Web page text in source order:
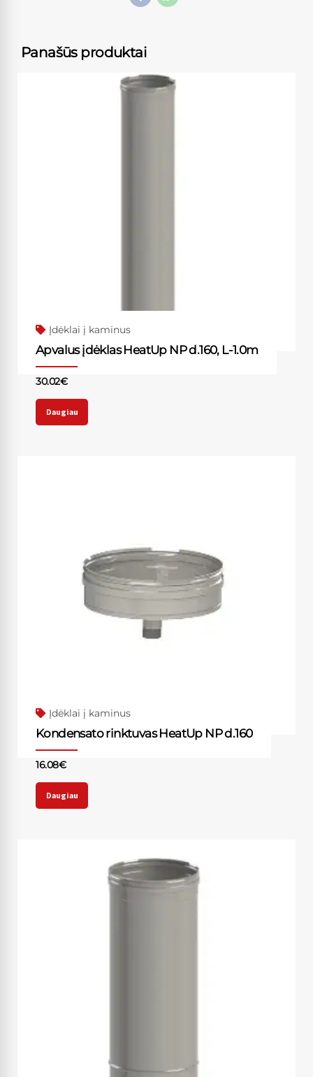
Panašūs produktai
Įdėklai į kaminus
Apvalus įdėklas HeatUp NP d.160, L-1.0m
30.02€
Daugiau
Įdėklai į kaminus
Kondensato rinktuvas HeatUp NP d.160
16.08€
Daugiau